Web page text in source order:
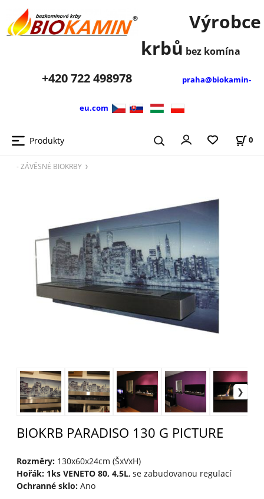
Výrobce
krbů bez komína
+420722 498978 praha@biokamin-
eu.com
Produkty 0
- ZÁVĚSNÉ BIOKRBY
BIOKRB PARADISO 130 G PICTURE
Rozměry:130x60x24cm (ŠxVxH)
Hořák: 1ks VENETO 80, 4,5L, se zabudovanou regulací
Ochranné sklo:Ano